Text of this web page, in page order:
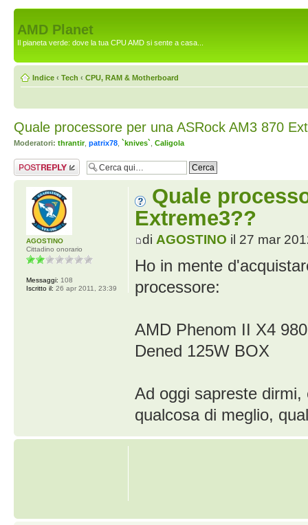
AMD Planet
Il pianeta verde: dove la tua CPU AMD si sente a casa...
Indice ‹ Tech ‹ CPU, RAM & Motherboard
Quale processore per una ASRock AM3 870
Moderatori: thrantir, patrix78 `knives` Caligola
Rispondi al
messaggio
Quale
Extreme3??
di AGOSTINO il 27 mar
Ho in mente
processore:
AMD Phenom II X4
Dened 125W BOX
Ad oggi sapreste
qualcosa di meglio,
AGOSTINO
Cittadino onorario
Messaggi: 108
Iscritto il: 26 apr 2011, 23:39